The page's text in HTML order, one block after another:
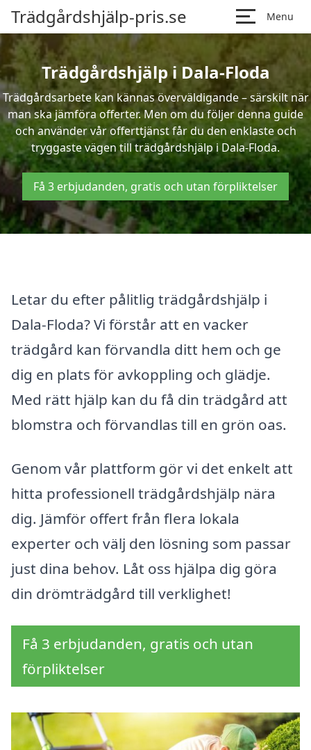
Trädgårdshjälp-pris.se Menu
Trädgårdshjälp i Dala-Floda
Trädgårdsarbete kan kännas överväldigande – särskilt när
man ska jämföra offerter. Men om du följer denna guide
och använder vår offerttjänst får du den enklaste och
tryggaste vägen till trädgårdshjälp i Dala-Floda.
Få 3 erbjudanden, gratis och utan förpliktelser
Letar du efter pålitlig trädgårdshjälp i
Dala-Floda? Vi förstår att en vacker
trädgård kan förvandla ditt hem och ge
dig en plats för avkoppling och glädje.
Med rätt hjälp kan du få din trädgård att
blomstra och förvandlas till en grön oas.
Genom vår plattform gör vi det enkelt att
hitta professionell trädgårdshjälp nära
dig. Jämför offert från flera lokala
experter och välj den lösning som passar
just dina behov. Låt oss hjälpa dig göra
din drömträdgård till verklighet!
Få 3 erbjudanden, gratis och utan
förpliktelser